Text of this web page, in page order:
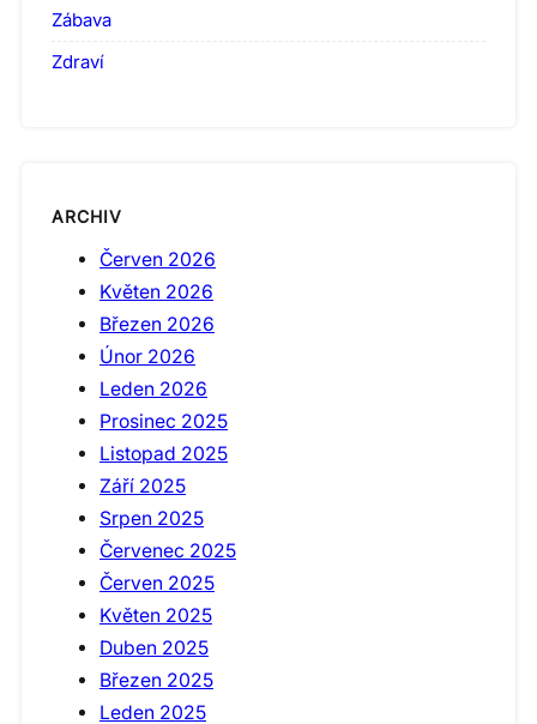
Zábava
Zdraví
ARCHIV
Červen 2026
Květen 2026
Březen 2026
Únor 2026
Leden 2026
Prosinec 2025
Listopad 2025
Září 2025
Srpen 2025
Červenec 2025
Červen 2025
Květen 2025
Duben 2025
Březen 2025
Leden 2025